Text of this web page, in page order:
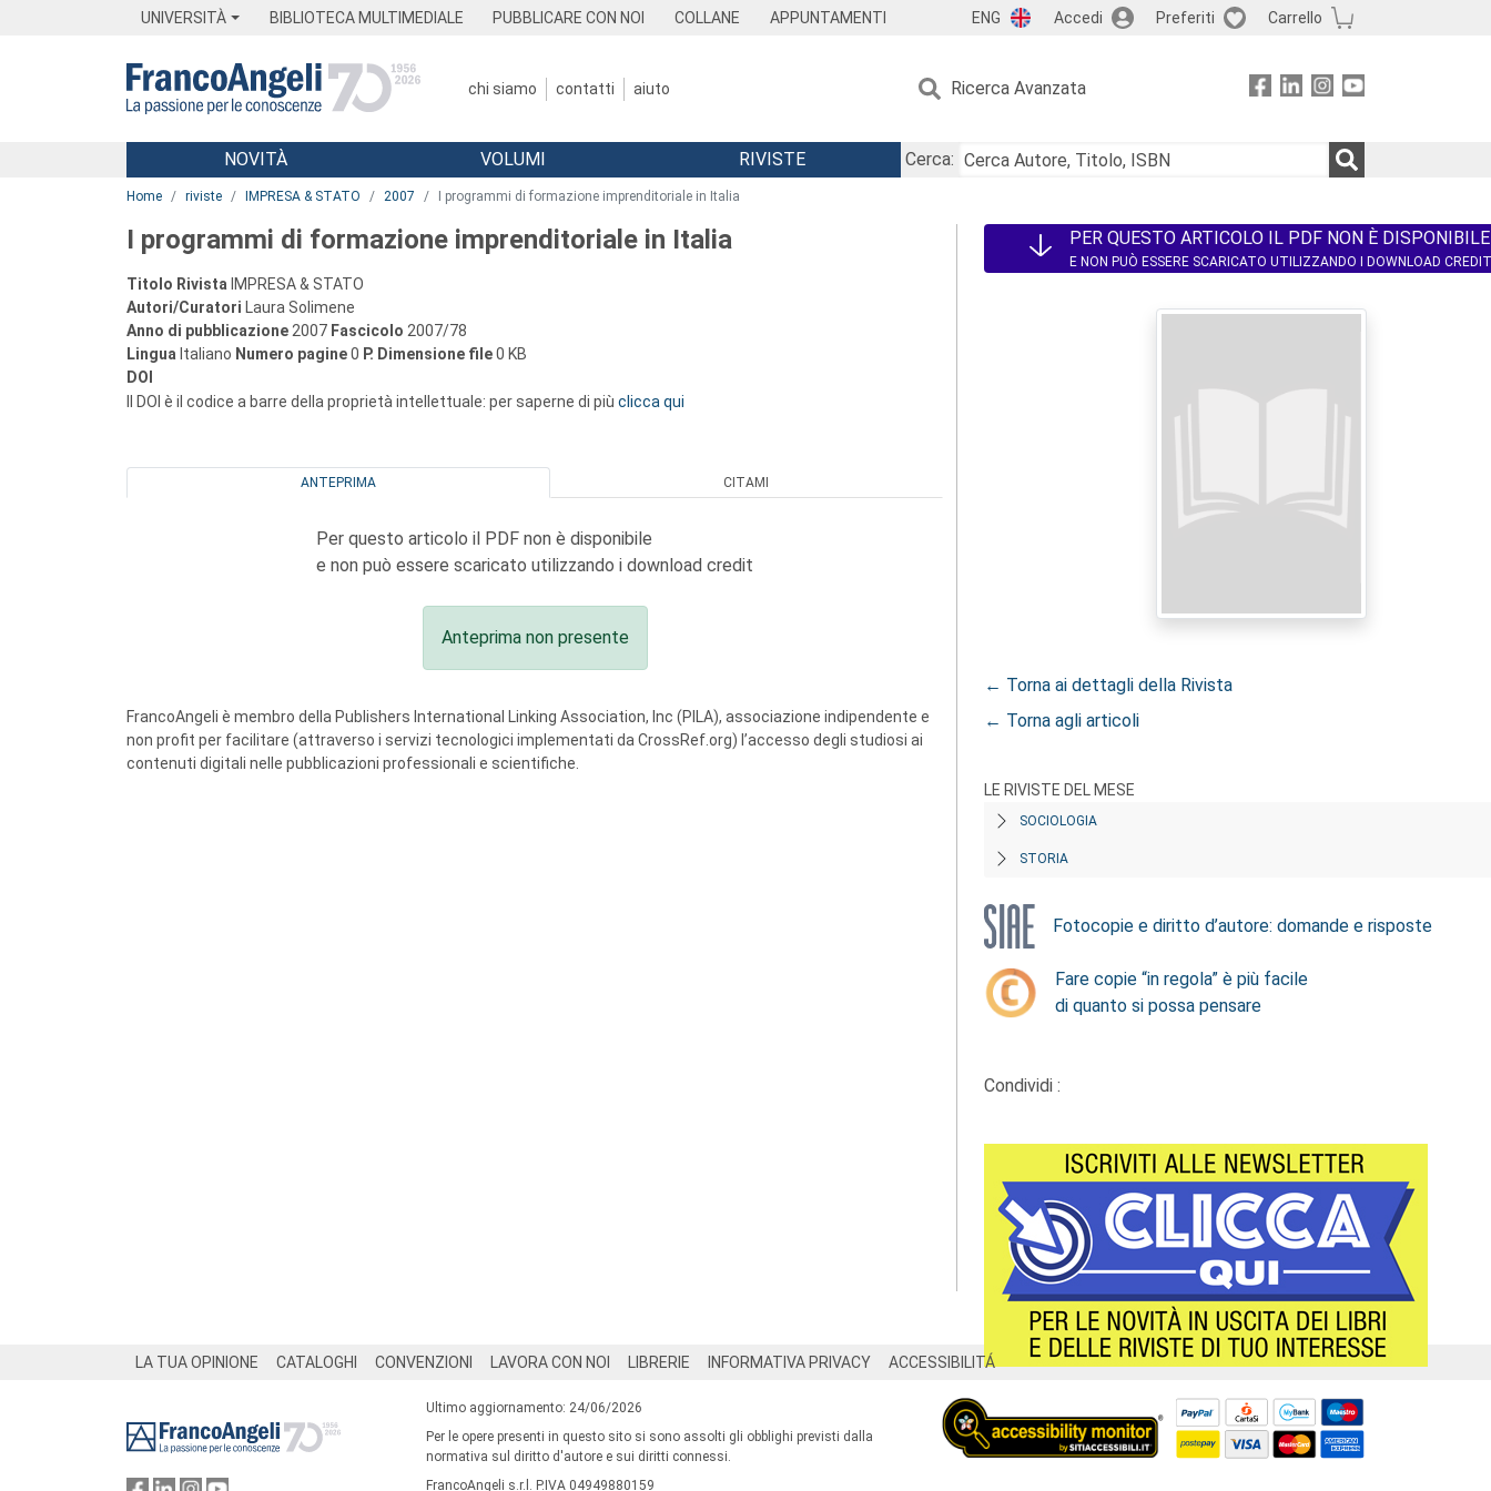
UNIVERSITÀ BIBLIOTECA MULTIMEDIALE PUBBLICARE CON NOI COLLANE APPUNTAMENTI ENG Accedi Preferiti Carrello
chi siamo contatti aiuto Ricerca Avanzata
Menu
NOVITÀ VOLUMI RIVISTE
Cerca:
Home riviste IMPRESA & STATO 2007 I programmi di formazione imprenditoriale in Italia
I programmi di formazione imprenditoriale in Italia
Titolo Rivista IMPRESA & STATO
Autori/Curatori Laura Solimene
Anno di pubblicazione 2007 Fascicolo 2007/78
Lingua Italiano Numero pagine0 P. Dimensione file0 KB
DOI
Il DOI è il codice a barre della proprietà intellettuale: per saperne di più clicca qui
ANTEPRIMA CITAMI
Per questo articolo il PDF non è disponibile
e non può essere scaricato utilizzando i download credit
Anteprima non presente
FrancoAngeli è membro della Publishers International Linking Association, Inc (PILA), associazione indipendente e
non profit per facilitare (attraverso i servizi tecnologici implementati da CrossRef.org) l’accesso degli studiosi ai
contenuti digitali nelle pubblicazioni professionali e scientifiche.
PER QUESTO ARTICOLO IL PDF NON È DISPONIBILE
E NON PUÒ ESSERE SCARICATO UTILIZZANDO I DOWNLOAD CREDIT
← Torna ai dettagli della Rivista
← Torna agli articoli
LE RIVISTE DEL MESE
SOCIOLOGIA
STORIA
Fotocopie e diritto d’autore: domande e risposte
Fare copie “in regola” è più facile
di quanto si possa pensare
Condividi :
LA TUA OPINIONE CATALOGHI CONVENZIONI LAVORA CON NOI LIBRERIE INFORMATIVA PRIVACY ACCESSIBILITÁ
Ultimo aggiornamento: 24/06/2026
Per le opere presenti in questo sito si sono assolti gli obblighi previsti dalla
normativa sul diritto d'autore e sui diritti connessi.
FrancoAngeli s.r.l. P.IVA 04949880159